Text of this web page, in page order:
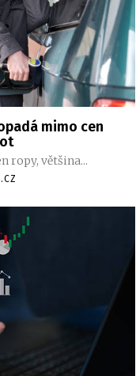
mimo cen
ropy, většina...